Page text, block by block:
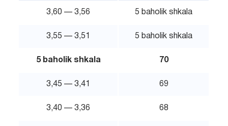
3,60 — 3,56 5 baholik shkala
3,55 — 3,51 5 baholik shkala
5 baholik shkala 70
3,45 — 3,41 69
3,40 — 3,36 68